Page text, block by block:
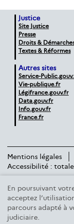
En poursuivant
acceptez
parcours adapté à
judiciaire.
Justice
Site Justice
Presse
Droits &
Textes & Réformes
Autres sites
Service-
Vie-publique.fr
Légifrance.gouv.fr
Data.gouv.fr
Info.gouv.fr
France.fr
Mentions légales
Accessibilité :